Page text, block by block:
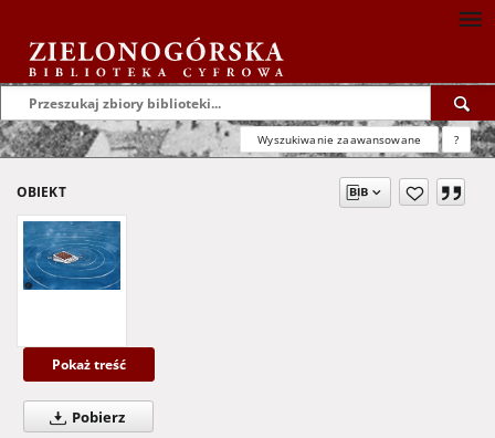
Wyszukiwanie zaawansowane ?
OBIEKT
Pokaż treść
Pobierz